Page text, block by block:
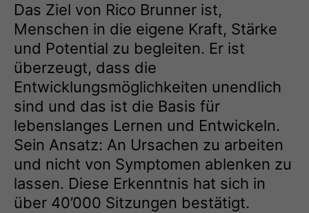
Das Ziel von Rico Brunner ist,
Menschen in die eigene Kraft, Stärke
und Potential zu begleiten. Er ist
überzeugt, dass die
Entwicklungsmöglichkeiten unendlich
sind und das ist die Basis für
lebenslanges Lernen und Entwickeln.
Sein Ansatz: An Ursachen zu arbeiten
und nicht von Symptomen ablenken zu
lassen. Diese Erkenntnis hat sich in
über 40’000 Sitzungen bestätigt.